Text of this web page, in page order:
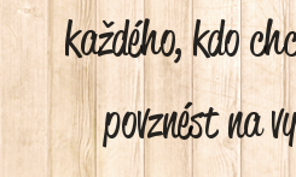
každého, kdo
povznést na